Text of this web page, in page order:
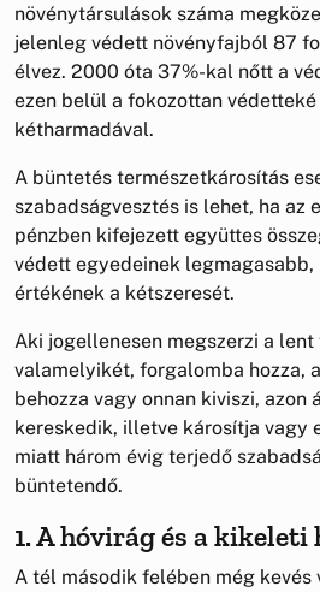
növénytársulások száma
jelenleg védett növényfajból 87
élvez. 2000 óta 37%-kal nőtt a
ezen belül a fokozottan
kétharmadával.
A büntetés természetkárosítás
szabadságvesztés is lehet, ha az
pénzben kifejezett együttes
védett egyedeinek
értékének a kétszeresét.
Aki jogellenesen megszerzi a
valamelyikét, forgalomba hozza,
behozza vagy onnan kiviszi, azon
kereskedik, illetve károsítja vagy
miatt három évig terjedő
büntetendő.
1. A hóvirág és a kikeleti
A tél második felében még kevés